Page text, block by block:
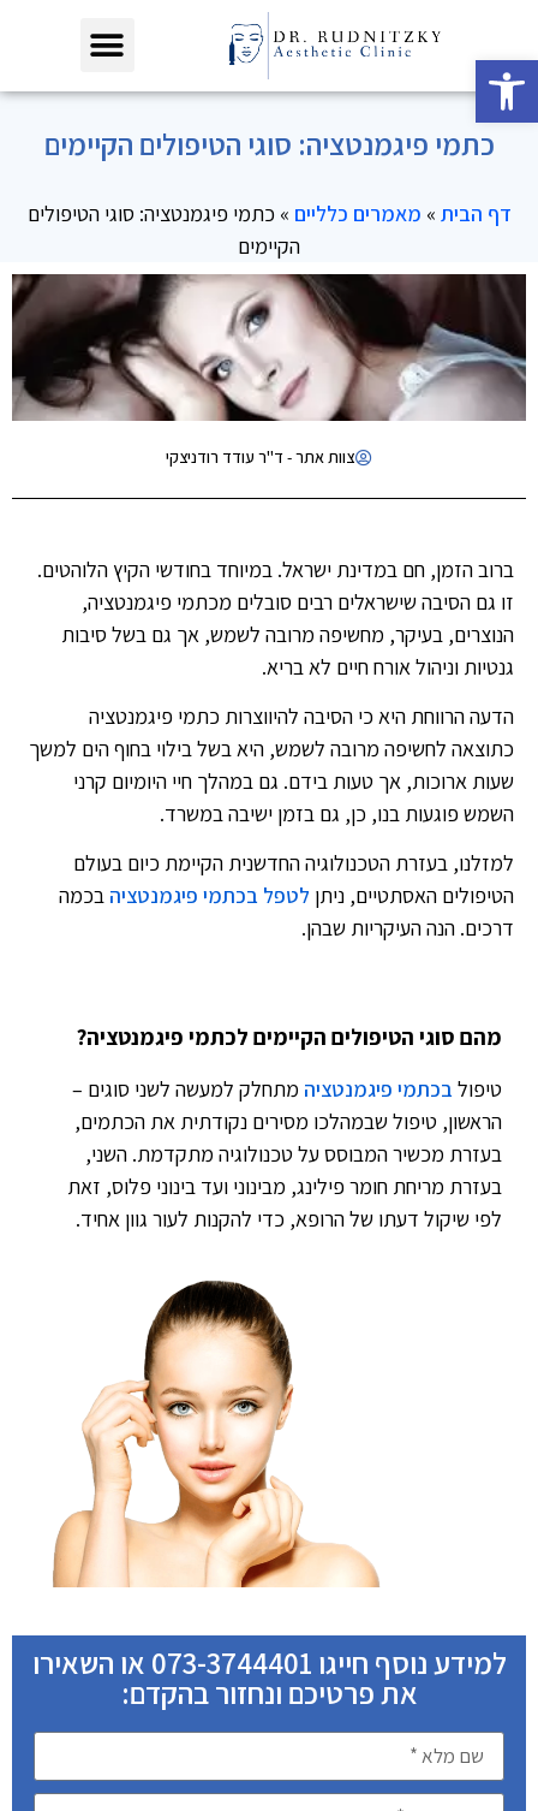
פתח סרגל נגישות
כתמי פיגמנטציה: סוגי הטיפולים הקיימים
דף הבית » מאמרים כלליים » כתמי פיגמנטציה: סוגי הטיפולים
הקיימים
צוות אתר - ד"ר עודד רודניצקי
ברוב הזמן, חם במדינת ישראל. במיוחד בחודשי הקיץ הלוהטים.
זו גם הסיבה שישראלים רבים סובלים מכתמי פיגמנטציה,
הנוצרים, בעיקר, מחשיפה מרובה לשמש, אך גם בשל סיבות
גנטיות וניהול אורח חיים לא בריא.
הדעה הרווחת היא כי הסיבה להיווצרות כתמי פיגמנטציה
כתוצאה לחשיפה מרובה לשמש, היא בשל בילוי בחוף הים למשך
שעות ארוכות, אך טעות בידם. גם במהלך חיי היומיום קרני
השמש פוגעות בנו, כן, גם בזמן ישיבה במשרד.
למזלנו, בעזרת הטכנולוגיה החדשנית הקיימת כיום בעולם
הטיפולים האסתטיים, ניתן לטפל בכתמי פיגמנטציה בכמה
דרכים. הנה העיקריות שבהן.
מהם סוגי הטיפולים הקיימים לכתמי פיגמנטציה?
טיפולבכתמי פיגמנטציה מתחלק למעשה לשני סוגים –
הראשון, טיפול שבמהלכו מסירים נקודתית את הכתמים,
בעזרת מכשיר המבוסס על טכנולוגיה מתקדמת. השני,
בעזרת מריחת חומר פילינג, מבינוני ועד בינוני פלוס, זאת
לפי שיקול דעתו של הרופא, כדי להקנות לעור גוון אחיד.
למידע נוסף חייגו 073-3744401 או השאירו
את פרטיכם ונחזור בהקדם: